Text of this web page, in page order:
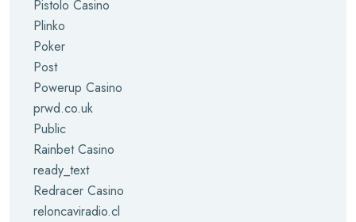
Pistolo Casino
Plinko
Poker
Post
Powerup Casino
prwd.co.uk
Public
Rainbet Casino
ready_text
Redracer Casino
reloncaviradio.cl